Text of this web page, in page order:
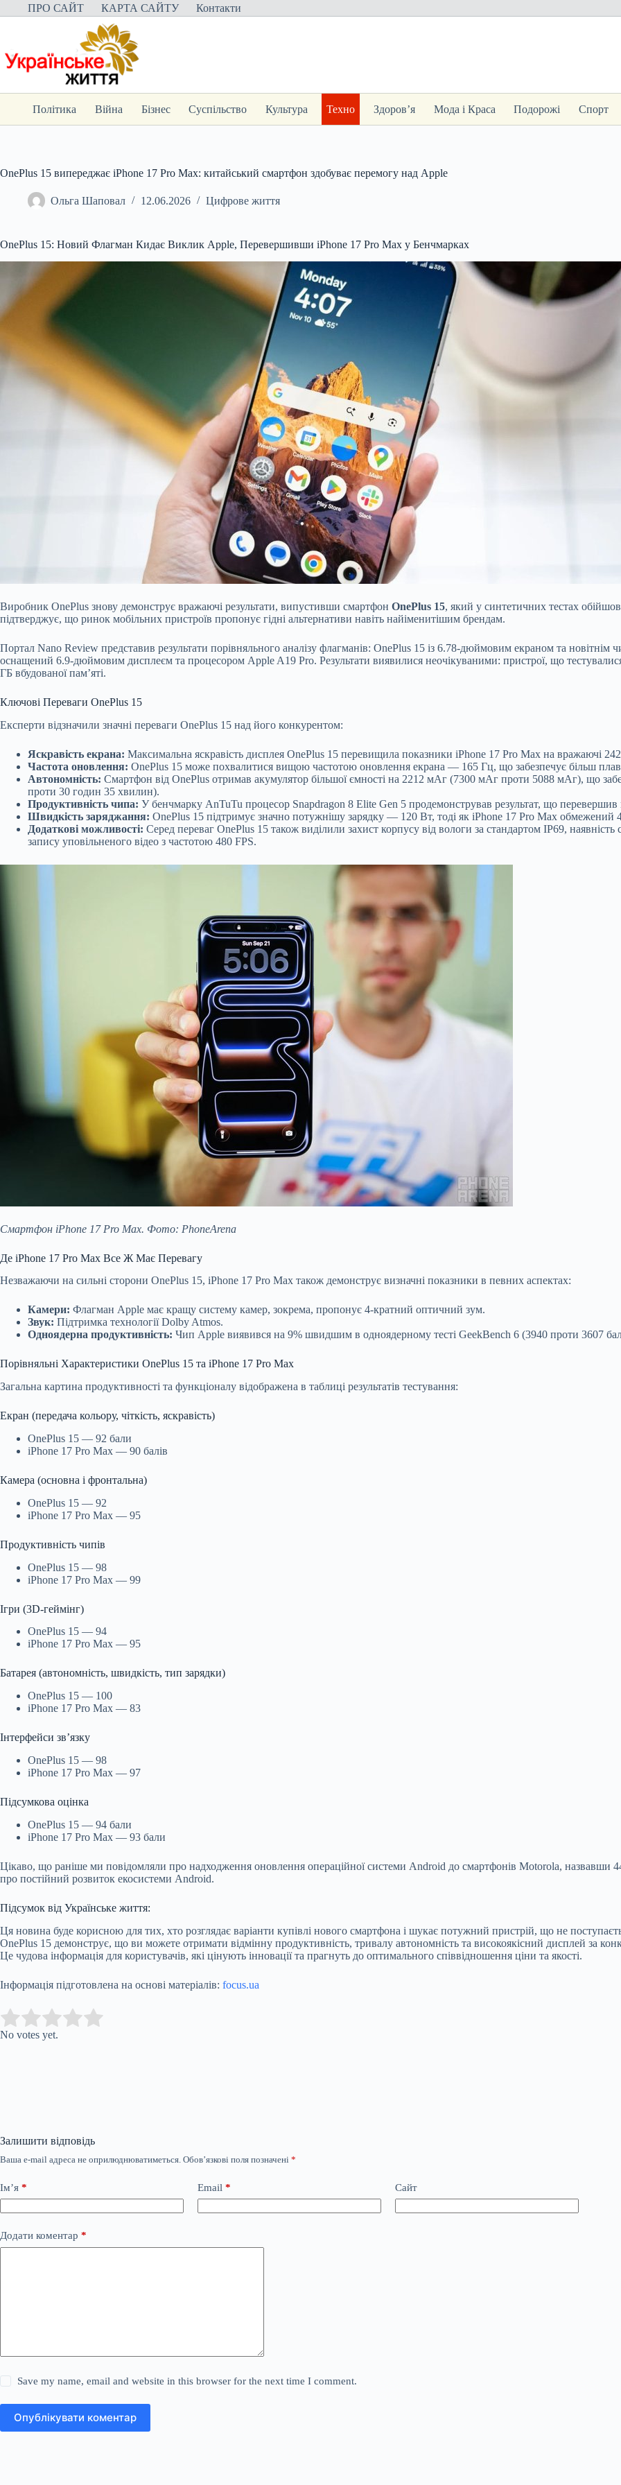
Перейти
до
ПРО САЙТ КАРТА САЙТУ Контакти
Політика Війна Бізнес Суспільство Культура Техно Здоров’я Мода і Краса Подорожі Спорт
OnePlus 15 випереджає iPhone 17 Pro Max: китайський смартфон здобуває перемогу над Apple
Ольга Шаповал 12.06.2026 Цифрове життя
OnePlus 15: Новий Флагман Кидає Виклик Apple, Перевершивши iPhone 17 Pro Max у Бенчмарках
Виробник OnePlus знову демонструє вражаючі результати, випустивши смартфон OnePlus 15, який у синтетичних тестах
підтверджує, що ринок мобільних пристроїв пропонує гідні альтернативи навіть найіменитішим брендам.
Портал Nano Review представив результати порівняльного аналізу флагманів: OnePlus 15 із 6.78-дюймовим екраном та
оснащений 6.9-дюймовим дисплеєм та процесором Apple A19 Pro. Результати виявилися неочікуваними: пристрої, що
ГБ вбудованої пам’яті.
Ключові Переваги OnePlus 15
Експерти відзначили значні переваги OnePlus 15 над його конкурентом:
Яскравість екрана: Максимальна яскравість дисплея OnePlus 15 перевищила показники iPhone 17 Pro Max на вражаючі
Частота оновлення: OnePlus 15 може похвалитися вищою частотою оновлення екрана — 165 Гц, що забезпечує більш
Автономність: Смартфон від OnePlus отримав акумулятор більшої ємності на 2212 мАг (7300 мАг проти 5088 мАг), що
проти 30 годин 35 хвилин).
Продуктивність чипа: У бенчмарку AnTuTu процесор Snapdragon 8 Elite Gen 5 продемонстрував результат, що
Швидкість заряджання: OnePlus 15 підтримує значно потужнішу зарядку — 120 Вт, тоді як iPhone 17 Pro Max обмежений
Додаткові можливості: Серед переваг OnePlus 15 також виділили захист корпусу від вологи за стандартом IP69,
запису уповільненого відео з частотою 480 FPS.
Смартфон iPhone 17 Pro Max. Фото: PhoneArena
Де iPhone 17 Pro Max Все Ж Має Перевагу
Незважаючи на сильні сторони OnePlus 15, iPhone 17 Pro Max також демонструє визначні показники в певних аспектах:
Камери: Флагман Apple має кращу систему камер, зокрема, пропонує 4-кратний оптичний зум.
Звук: Підтримка технології Dolby Atmos.
Одноядерна продуктивність: Чип Apple виявився на 9% швидшим в одноядерному тесті GeekBench 6 (3940 проти 3607
Порівняльні Характеристики OnePlus 15 та iPhone 17 Pro Max
Загальна картина продуктивності та функціоналу відображена в таблиці результатів тестування:
Екран (передача кольору, чіткість, яскравість)
OnePlus 15 — 92 бали
iPhone 17 Pro Max — 90 балів
Камера (основна і фронтальна)
OnePlus 15 — 92
iPhone 17 Pro Max — 95
Продуктивність чипів
OnePlus 15 — 98
iPhone 17 Pro Max — 99
Ігри (3D-геймінг)
OnePlus 15 — 94
iPhone 17 Pro Max — 95
Батарея (автономність, швидкість, тип зарядки)
OnePlus 15 — 100
iPhone 17 Pro Max — 83
Інтерфейси зв’язку
OnePlus 15 — 98
iPhone 17 Pro Max — 97
Підсумкова оцінка
OnePlus 15 — 94 бали
iPhone 17 Pro Max — 93 бали
Цікаво, що раніше ми повідомляли про надходження оновлення операційної системи Android до смартфонів Motorola, назвавши
про постійний розвиток екосистеми Android.
Підсумок від Українське життя:
Ця новина буде корисною для тих, хто розглядає варіанти купівлі нового смартфона і шукає потужний пристрій, що не
OnePlus 15 демонструє, що ви можете отримати відмінну продуктивність, тривалу автономність та високоякісний дисплей за
Це чудова інформація для користувачів, які цінують інновації та прагнуть до оптимального співвідношення ціни та якості.
Інформація підготовлена на основі матеріалів: focus.ua
Rate this item:
No votes yet.
Залишити відповідь
Ваша e-mail адреса не оприлюднюватиметься. Обов’язкові поля позначені *
Ім’я * Email * Сайт
Додати коментар *
Save my name, email and website in this browser for the next time I comment.
Опублікувати коментар